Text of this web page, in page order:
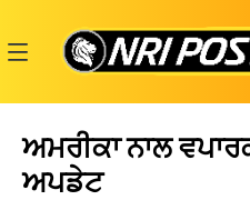
content
ਅਮਰੀਕਾ ਨਾਲ
ਅਪਡੇਟ